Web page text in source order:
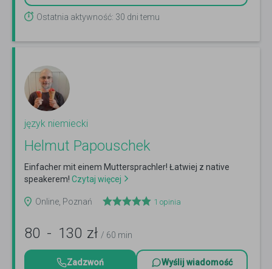
Ostatnia aktywność: 30 dni temu
język niemiecki
Helmut Papouschek
Einfacher mit einem Muttersprachler! Łatwiej z native
speakerem! Czytaj więcej
Online, Poznań 1 opinia
80 - 130 zł / 60 min
Zadzwoń Wyślij wiadomość